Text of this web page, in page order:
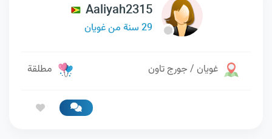
Aaliyah2315
29 سنة من غويان
غويان / جورج تاون مطلقة